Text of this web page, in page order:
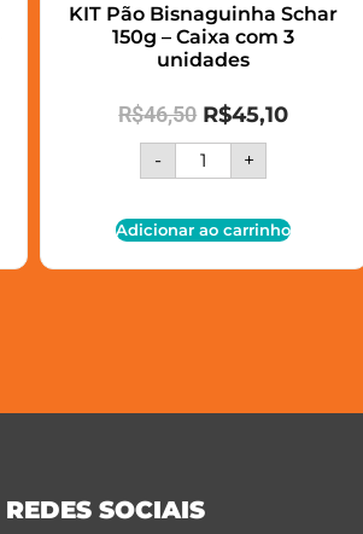
KIT Pão Bisnaguinha Schar
150g – Caixa com 3
unidades
R$46,50 R$45,10
- +
Adicionar ao carrinho
REDES SOCIAIS